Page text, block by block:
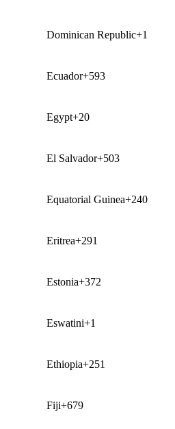
Dominican Republic+1
Ecuador+593
Egypt+20
El Salvador+503
Equatorial Guinea+240
Eritrea+291
Estonia+372
Eswatini+1
Ethiopia+251
Fiji+679